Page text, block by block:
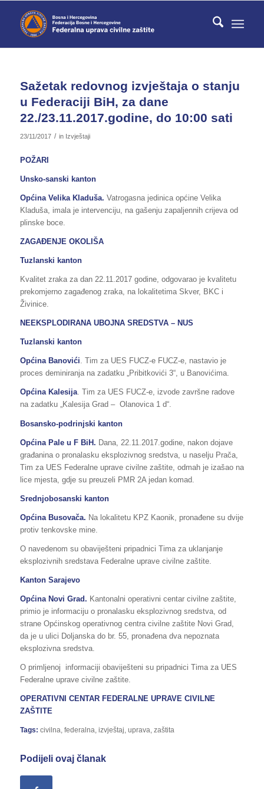
Sažetak redovnog izvještaja o stanju
u Federaciji BiH, za dane
22./23.11.2017.godine, do 10:00 sati
23/11/2017 / in Izvještaji
POŽARI
Unsko-sanski kanton
Općina Velika Kladuša. Vatrogasna jedinica općine Velika
Kladuša, imala je intervenciju, na gašenju zapaljennih crijeva od
plinske boce.
ZAGAĐENJE OKOLIŠA
Tuzlanski kanton
Kvalitet zraka za dan 22.11.2017 godine, odgovarao je kvalitetu
prekomjerno zagađenog zraka, na lokalitetima Skver, BKC i
Živinice.
NEEKSPLODIRANA UBOJNA SREDSTVA – NUS
Tuzlanski kanton
Općina Banovići. Tim za UES FUCZ-e FUCZ-e, nastavio je
proces deminiranja na zadatku „Pribitkovići 3“, u Banovićima.
Općina Kalesija. Tim za UES FUCZ-e, izvode završne radove
na zadatku „Kalesija Grad – Olanovica 1 d“.
Bosansko-podrinjski kanton
Općina Pale u F BiH. Dana, 22.11.2017.godine, nakon dojave
građanina o pronalasku eksplozivnog sredstva, u naselju Prača,
Tim za UES Federalne uprave civilne zaštite, odmah je izašao na
lice mjesta, gdje su preuzeli PMR 2A jedan komad.
Srednjobosanski kanton
Općina Busovača. Na lokalitetu KPZ Kaonik, pronađene su dvije
protiv tenkovske mine.
O navedenom su obaviješteni pripadnici Tima za uklanjanje
eksplozivnih sredstava Federalne uprave civilne zaštite.
Kanton Sarajevo
Općina Novi Grad. Kantonalni operativni centar civilne zaštite,
primio je informaciju o pronalasku eksplozivnog sredstva, od
strane Općinskog operativnog centra civilne zaštite Novi Grad,
da je u ulici Doljanska do br. 55, pronađena dva nepoznata
eksplozivna sredstva.
O primljenoj informaciji obaviješteni su pripadnici Tima za UES
Federalne uprave civilne zaštite.
OPERATIVNI CENTAR FEDERALNE UPRAVE CIVILNE
ZAŠTITE
Tags: civilna federalna izvještaj uprava zaštita
Podijeli ovaj članak